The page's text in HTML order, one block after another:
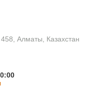
Алматы, Казахстан